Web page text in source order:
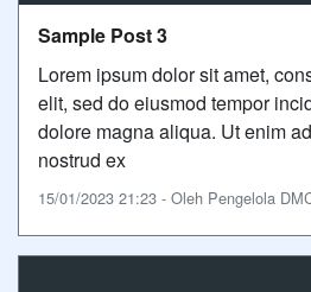
Sample Post 3
Lorem ipsum dolor sit amet,
elit, sed do eiusmod tempor
dolore magna aliqua. Ut enim
nostrud ex
15/01/2023 21:23 - Oleh Pengelola